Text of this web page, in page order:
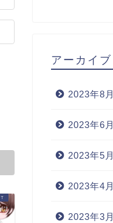
アーカイブ
2023年8月
2023年6月
2023年5月
2023年4月
2023年3月